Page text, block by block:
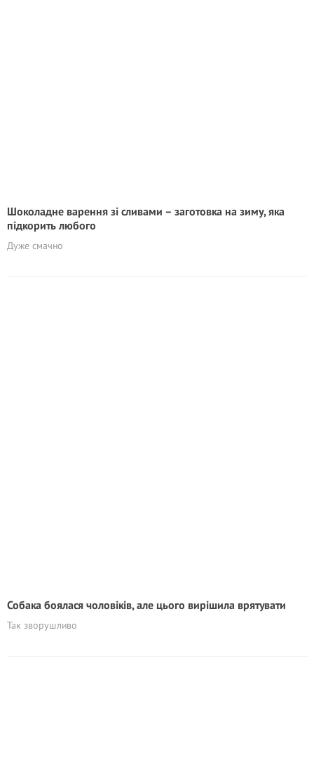
Шоколадне варення зі сливами – заготовка на зиму, яка
підкорить любого
Дуже смачно
Собака боялася чоловіків, але цього вирішила врятувати
Так зворушливо